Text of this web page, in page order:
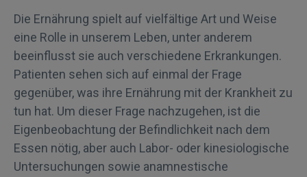
Die Ernährung spielt auf vielfältige Art und Weise
eine Rolle in unserem Leben, unter anderem
beeinflusst sie auch verschiedene Erkrankungen.
Patienten sehen sich auf einmal der Frage
gegenüber, was ihre Ernährung mit der Krankheit zu
tun hat. Um dieser Frage nachzugehen, ist die
Eigenbeobachtung der Befindlichkeit nach dem
Essen nötig, aber auch Labor- oder kinesiologische
Untersuchungen sowie anamnestische